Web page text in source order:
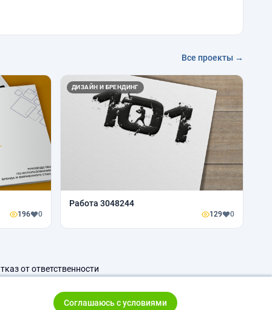
Все проекты →
196 0
ДИЗАЙН И БРЕНДИНГ
Работа 3048244
129 0
от ответственности
Соглашаюсь с условиями